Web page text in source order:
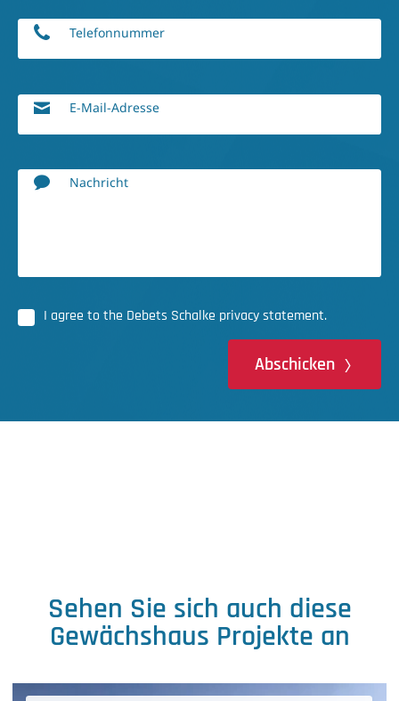
Telefonnummer
E-Mail-Adresse
Nachricht
I agree to the Debets Schalke privacy statement.
Abschicken
Sehen Sie sich auch diese
Gewächshaus Projekte an